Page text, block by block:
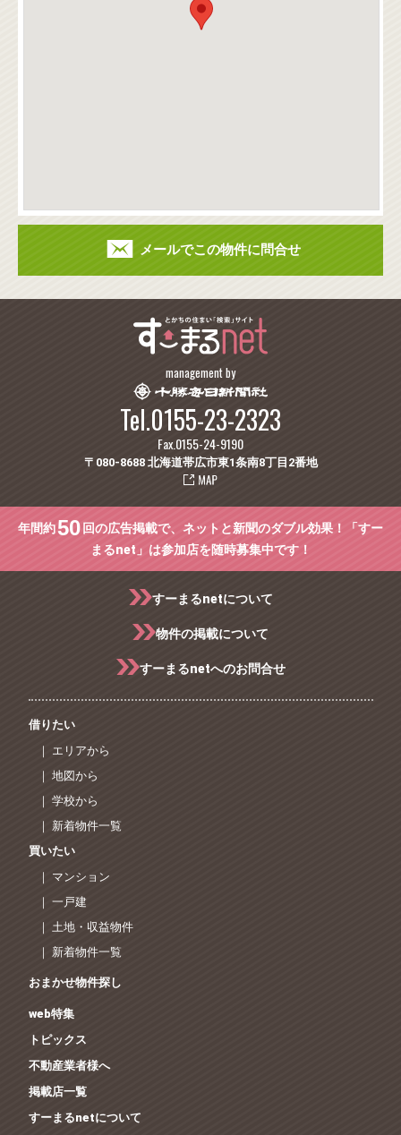
メールでこの物件に問合せ
management by
Tel.0155-23-2323
Fax.0155-24-9190
〒080-8688 北海道帯広市東1条南8丁目2番地
年間約50 回の広告掲載で、ネットと新聞のダブル効果！「すー
まるnet」は参加店を随時募集中です！
すーまるnetについて
物件の掲載について
すーまるnetへのお問合せ
借りたい
｜ エリアから
｜ 地図から
｜ 学校から
｜ 新着物件一覧
買いたい
｜ マンション
｜ 一戸建
｜ 土地・収益物件
｜ 新着物件一覧
おまかせ物件探し
web特集
トピックス
不動産業者様へ
掲載店一覧
すーまるnetについて